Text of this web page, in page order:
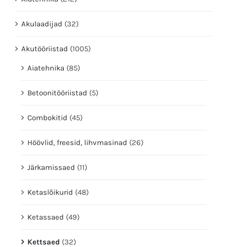
Akulaadijad (32)
Akutööriistad (1005)
Aiatehnika (85)
Betoonitööriistad (5)
Combokitid (45)
Höövlid, freesid, lihvmasinad (26)
Järkamissaed (11)
Ketaslõikurid (48)
Ketassaed (49)
Kettsaed (32)